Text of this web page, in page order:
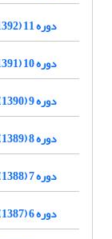
دوره 11 (1392)
دوره 10 (1391)
دوره 9 (1390)
دوره 8 (1389)
دوره 7 (1388)
دوره 6 (1387)